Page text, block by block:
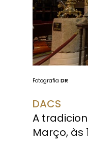
Fotografia DR
DACS
A
Março, às